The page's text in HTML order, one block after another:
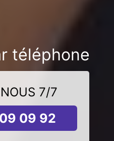
téléphone
7/7
09 92